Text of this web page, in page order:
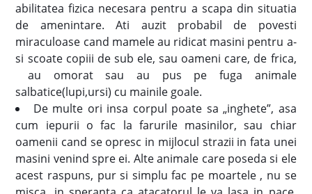
abilitatea fizica necesara pentru a scapa din situatia
de amenintare. Ati auzit probabil de povesti
miraculoase cand mamele au ridicat masini pentru a-
si scoate copiii de sub ele, sau oameni care, de frica,
au omorat sau au pus pe fuga animale
salbatice(lupi,ursi) cu mainile goale.
De multe ori insa corpul poate sa „inghete”, asa
cum iepurii o fac la farurile masinilor, sau chiar
oamenii cand se opresc in mijlocul strazii in fata unei
masini venind spre ei. Alte animale care poseda si ele
acest raspuns, pur si simplu fac pe moartele , nu se